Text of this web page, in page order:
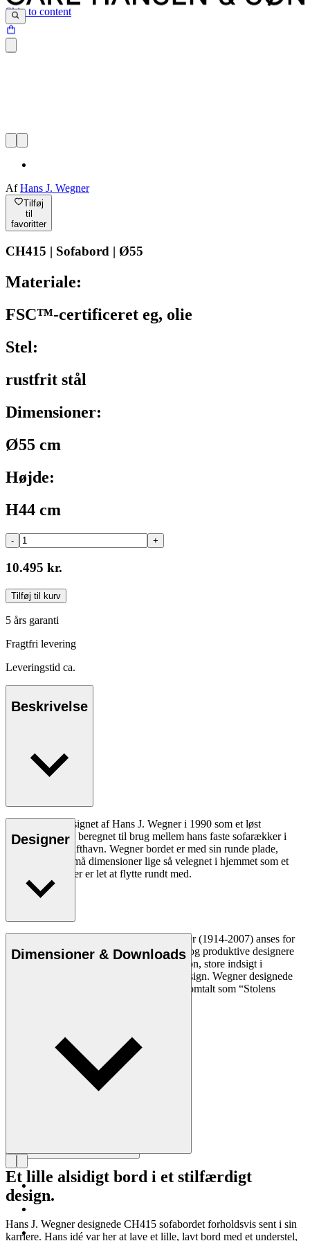
Skip to content
AfHans J. Wegner
Tilføj
til
favoritter
CH415 | Sofabord | Ø55
Materiale:
FSC™-certificeret eg, olie
Stel:
rustfrit stål
Dimensioner:
Ø55 cm
Højde:
H44 cm
- +
10.495 kr.
Tilføj til kurv
5 års garanti
Fragtfri levering
Leveringstid ca.
Beskrivelse
CH415 blev designet af Hans J. Wegner i 1990 som et løst
frasætningsbord beregnet til brug mellem hans faste sofarækker i
Københavns Lufthavn. Wegner bordet er med sin runde plade,
slanke ben og små dimensioner lige så velegnet i hjemmet som et
lille lavt bord, der er let at flytte rundt med.
Læs mere
Designer
Den danske møbeldesigner Hans J. Wegner (1914-2007) anses for
at være en af de mest kreative, innovative og produktive designere
nogensinde. Han var kendt for sin præcision, store indsigt i
håndværk og kompromisløse tilgang til design. Wegner designede
næsten 500 stole i sin levetid og blev ofte omtalt som “Stolens
Dimensioner & Downloads
Et lille alsidigt bord i et stilfærdigt
design.
Hans J. Wegner designede CH415 sofabordet forholdsvis sent i sin
karriere. Hans idé var her at lave et lille, lavt bord med et understel,